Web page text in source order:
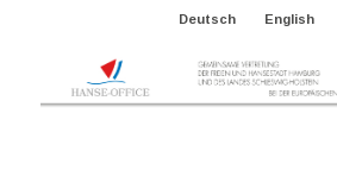
Deutsch English